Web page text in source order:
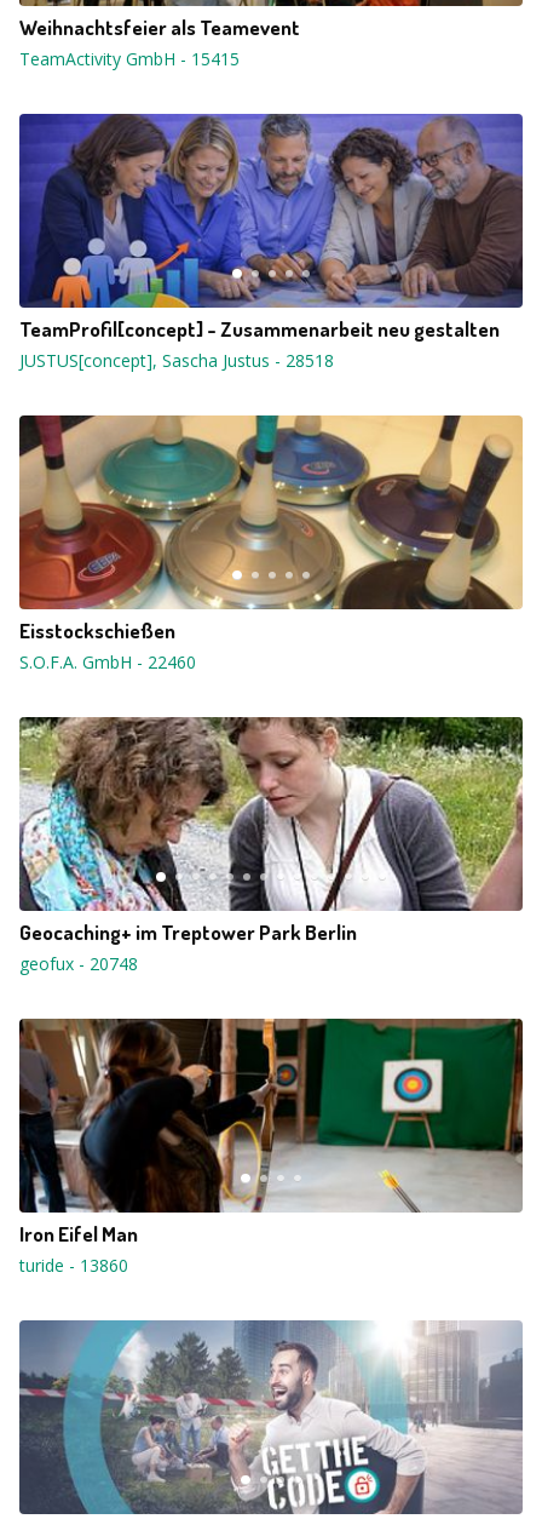
Weihnachtsfeier als Teamevent
TeamActivity GmbH - 15415
TeamProfil[concept] - Zusammenarbeit neu gestalten
JUSTUS[concept], Sascha Justus - 28518
Eisstockschießen
S.O.F.A. GmbH - 22460
Geocaching+ im Treptower Park Berlin
geofux - 20748
Iron Eifel Man
turide - 13860